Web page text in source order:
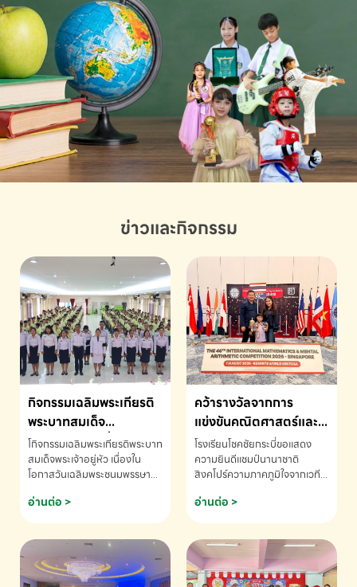
ข่าวและกิจกรรม
กิจกรรมเฉลิมพระเกียรติ
พระบาทสมเด็จ
พระเจ้าอยู่หัว เนื่องใน
โอกาสวันเฉลิม
พระชนมพรรษา
โกิจกรรมเฉลิมพระเกียรติพระบาท
สมเด็จพระเจ้าอยู่หัว เนื่องใน
โอกาสวันเฉลิมพระชนมพรรษา
ข้อมูลเพิ่มเติม โทร. 075-691910
อ่านต่อ >
คว้ารางวัลจากการ
แข่งขันคณิตศาสตร์และ
คณิตคิดเร็วนานาชาติ
ครั้งที่ 46 ประจำปี 2569
ณ ประเทศสิงคโปร์
โรงเรียนโชคชัยกระบี่ขอแสดง
ความยินดีแชมป์นานาชาติ
สิงคโปร์ความภาคภูมิใจจากเวที
ด.ช.พัทธนันท์ พรหมพันธ์ ชั้น
อนุบาล EP K3 โรงเรียนโชคชัย
แข่งขันคณิตศาสตร์และคณิตคิด
เร็วนานาชาติ ครั้งที่ 46 ประจำปี
2569 ณ ประเทศสิงคโปร์
อ่านต่อ >